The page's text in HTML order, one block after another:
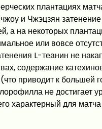
плантациях
и Чжэцзян
а на некоторых
или вовсе
L-теанин не
содержание
приводит к большей
не достигает
характерный для